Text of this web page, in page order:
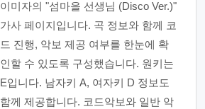
이미자의 "섬마을 선생님 (Disco Ver.)"
가사 페이지입니다. 곡 정보와 함께 코
드 진행, 악보 제공 여부를 한눈에 확
인할 수 있도록 구성했습니다. 원키는
E입니다. 남자키 A, 여자키 D 정보도
함께 제공합니다. 코드악보와 일반 악